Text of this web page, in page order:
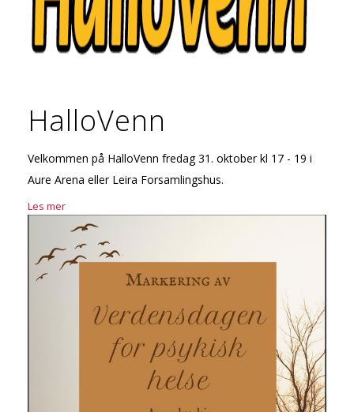
HalloVenn
Velkommen på HalloVenn fredag 31. oktober kl 17 - 19 i
Aure Arena eller Leira Forsamlingshus.
Les mer